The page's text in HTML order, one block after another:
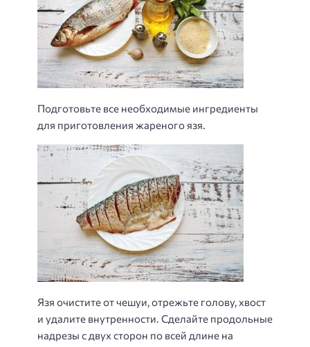
Подготовьте все необходимые ингредиенты
для приготовления жареного язя.
Язя очистите от чешуи, отрежьте голову, хвост
и удалите внутренности. Сделайте продольные
надрезы с двух сторон по всей длине на